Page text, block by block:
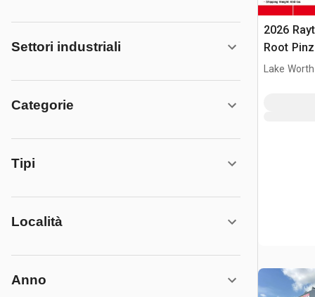
Settori industriali
Categorie
Tipi
Località
Anno
2026
Root
(Unused)
Lake